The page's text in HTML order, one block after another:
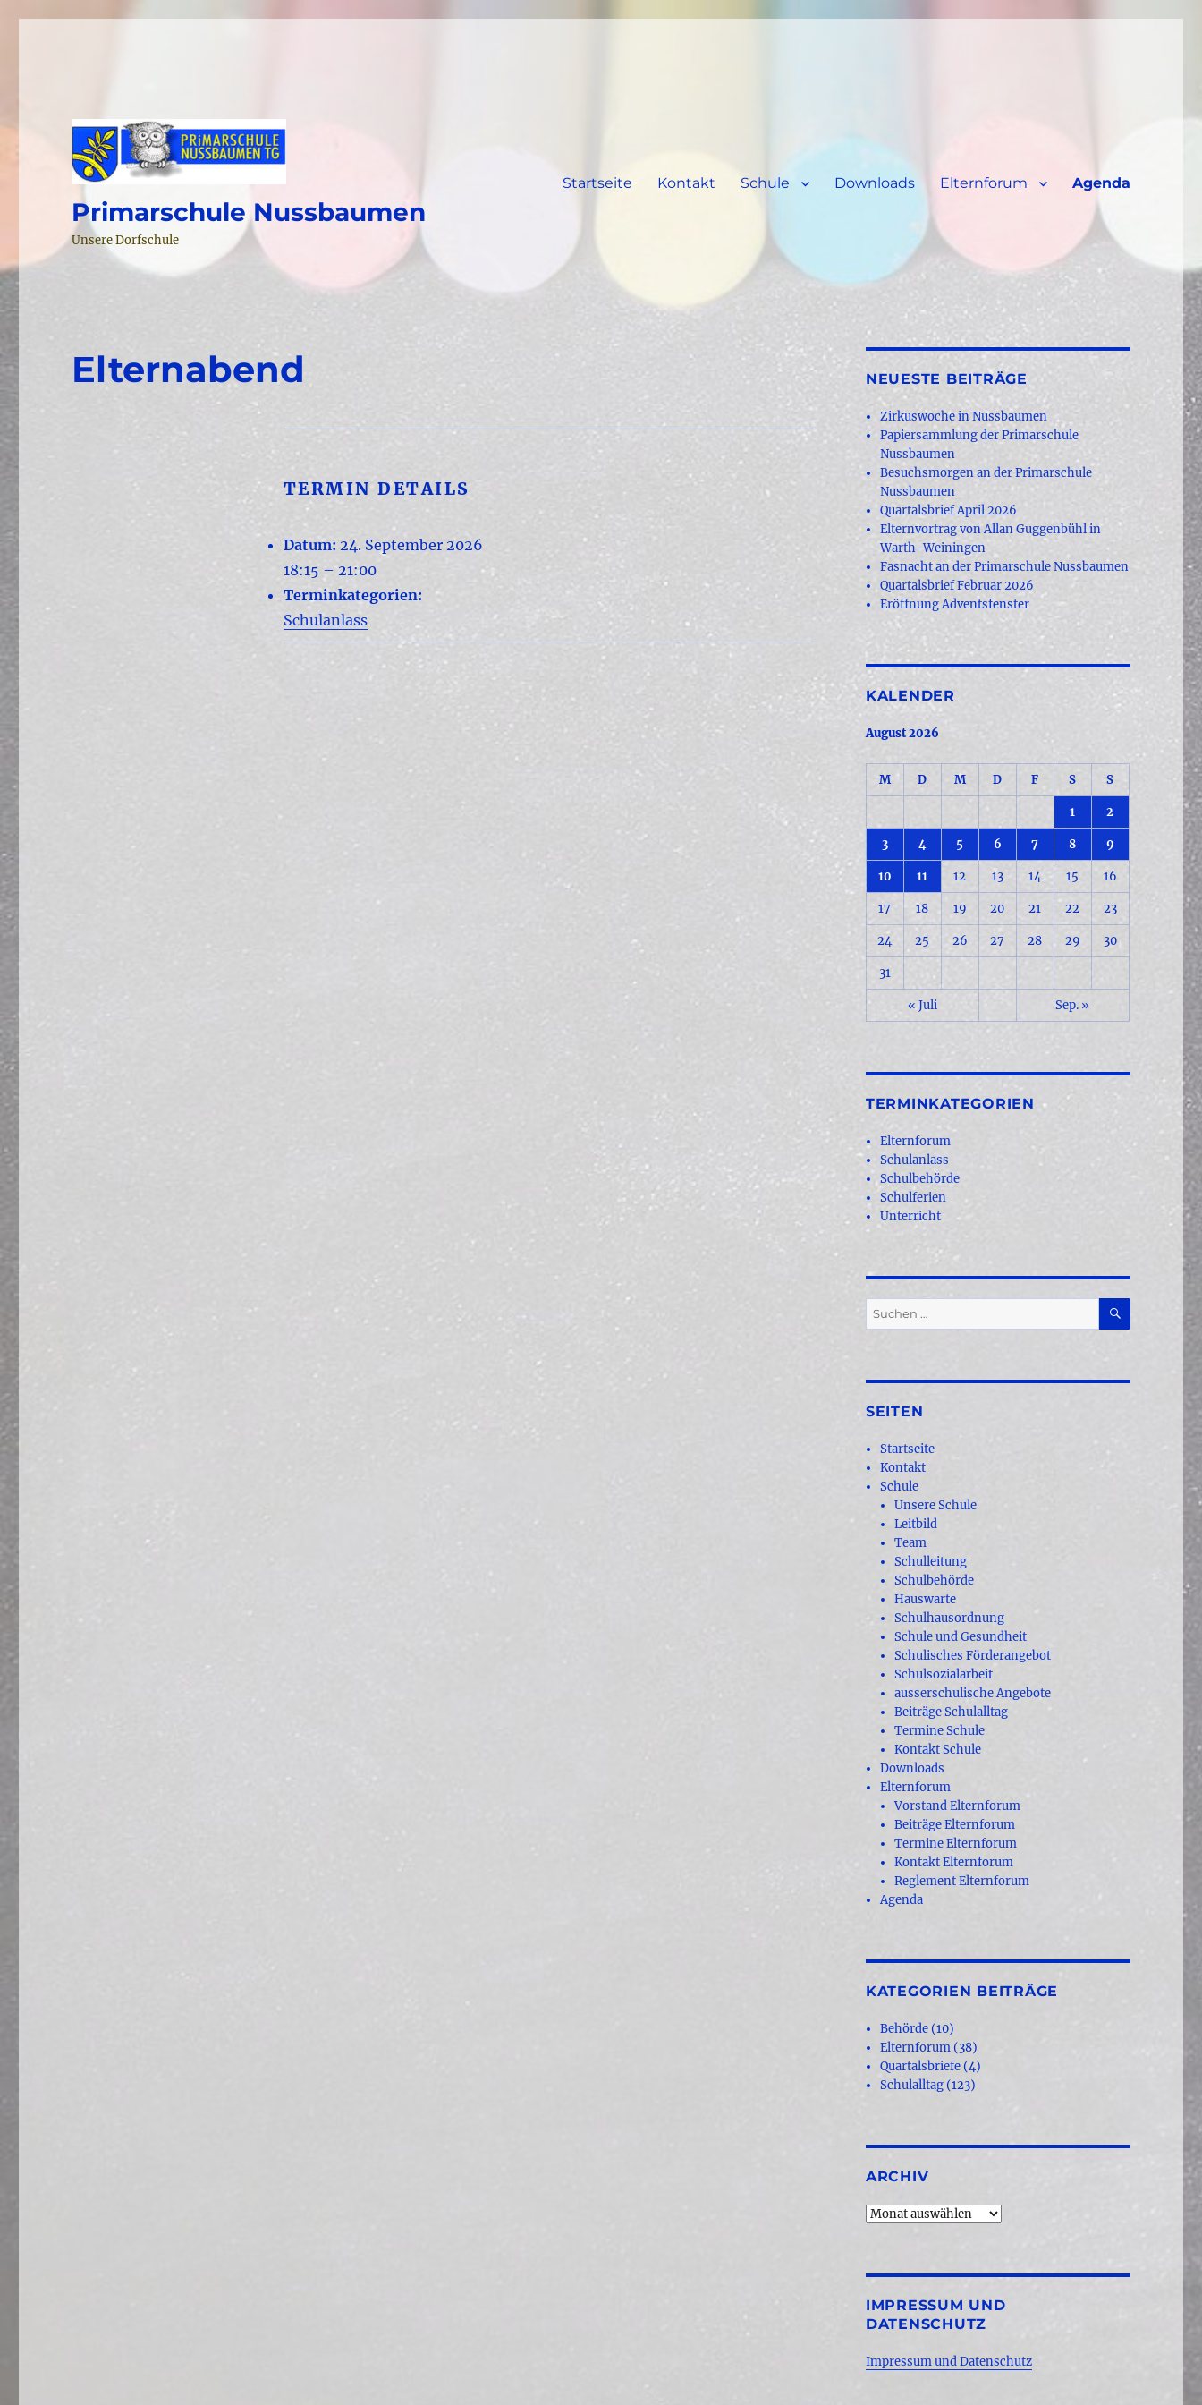
Primarschule Nussbaumen
Unsere Dorfschule
Startseite Kontakt Schule Downloads Elternforum Agenda
Elternabend
TERMIN DETAILS
Datum: 24. September 2026
18:15– 21:00
Terminkategorien:
Schulanlass
NEUESTE BEITRÄGE
Zirkuswoche in Nussbaumen
Papiersammlung der Primarschule
Nussbaumen
Besuchsmorgen an der Primarschule
Nussbaumen
Quartalsbrief April 2026
Elternvortrag von Allan Guggenbühl in
Warth-Weiningen
Fasnacht an der Primarschule Nussbaumen
Quartalsbrief Februar 2026
Eröffnung Adventsfenster
KALENDER
August 2026
M D M D F S S
1 2
3 4 5 6 7 8 9
10 11 12 13 14 15 16
17 18 19 20 21 22 23
24 25 26 27 28 29 30
31
« Juli Sep. »
TERMINKATEGORIEN
Elternforum
Schulanlass
Schulbehörde
Schulferien
Unterricht
Suchen
nach:
SUCHEN
SEITEN
Startseite
Kontakt
Schule
Unsere Schule
Leitbild
Team
Schulleitung
Schulbehörde
Hauswarte
Schulhausordnung
Schule und Gesundheit
Schulisches Förderangebot
Schulsozialarbeit
ausserschulische Angebote
Beiträge Schulalltag
Termine Schule
Kontakt Schule
Downloads
Elternforum
Vorstand Elternforum
Beiträge Elternforum
Termine Elternforum
Kontakt Elternforum
Reglement Elternforum
Agenda
KATEGORIEN BEITRÄGE
Behörde (10)
Elternforum (38)
Quartalsbriefe (4)
Schulalltag (123)
ARCHIV
Archiv
IMPRESSUM UND
DATENSCHUTZ
Impressum und Datenschutz